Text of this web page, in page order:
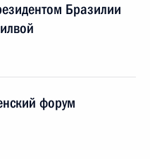
Бразилии
форум